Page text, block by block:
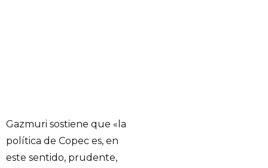
Gazmuri sostiene que «la
política de Copec es, en
este sentido, prudente,